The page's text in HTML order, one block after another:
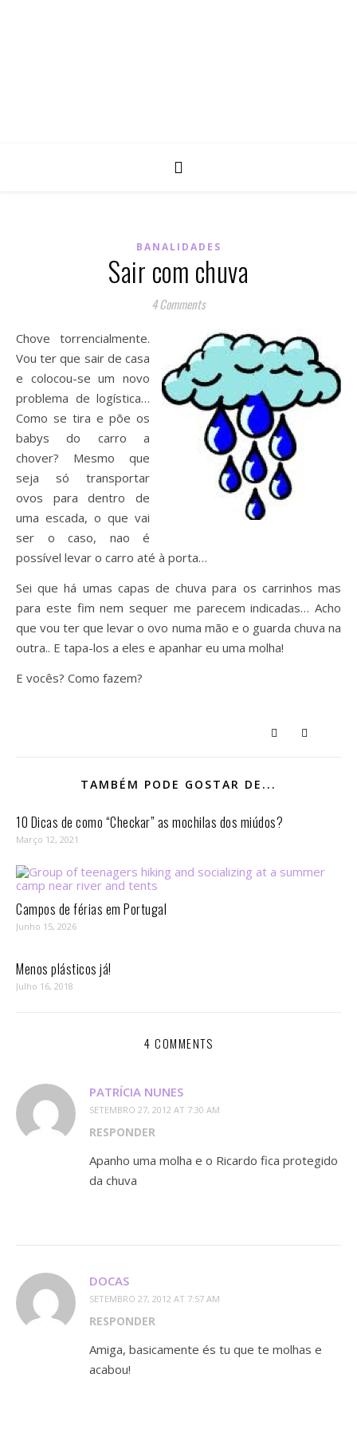
BANALIDADES
Sair com chuva
4 Comments
Chove torrencialmente.
Vou ter que sair de casa
e colocou-se um novo
problema de logística…
Como se tira e põe os
babys do carro a
chover? Mesmo que
seja só transportar
ovos para dentro de
uma escada, o que vai
ser o caso, nao é
possível levar o carro até à porta…
Sei que há umas capas de chuva para os carrinhos mas
para este fim nem sequer me parecem indicadas… Acho
que vou ter que levar o ovo numa mão e o guarda chuva na
outra.. E tapa-los a eles e apanhar eu uma molha!
E vocês? Como fazem?
TAMBÉM PODE GOSTAR DE...
10 Dicas de como “Checkar” as mochilas dos miúdos?
Março 12, 2021
Campos de férias em Portugal
Junho 15, 2026
Menos plásticos já!
Julho 16, 2018
4 COMMENTS
PATRÍCIA NUNES
SETEMBRO 27, 2012 AT 7:30 AM
RESPONDER
Apanho uma molha e o Ricardo fica protegido
da chuva
DOCAS
SETEMBRO 27, 2012 AT 7:57 AM
RESPONDER
Amiga, basicamente és tu que te molhas e
acabou!